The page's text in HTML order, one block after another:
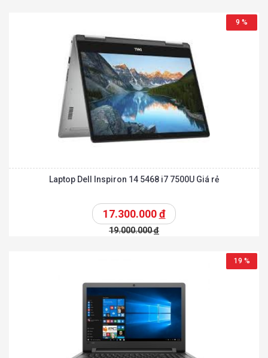
9 %
Laptop Dell Inspiron 14 5468 i7 7500U Giá rẻ
17.300.000đ
19.000.000đ
19 %